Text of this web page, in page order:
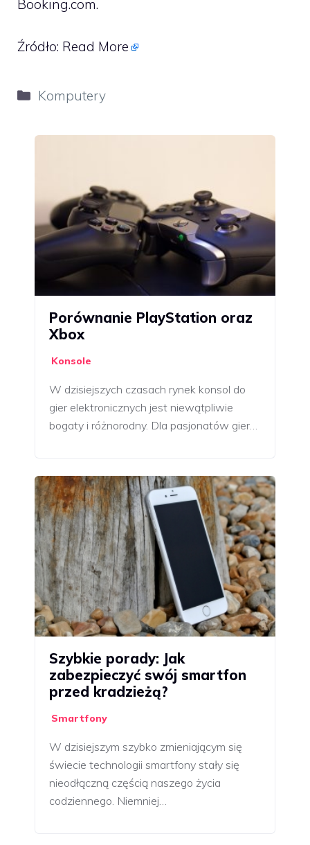
Booking.com.
Źródło: Read More
Kategorie
Komputery
Porównanie PlayStation oraz
Xbox
Konsole
W dzisiejszych czasach rynek konsol do
gier elektronicznych jest niewątpliwie
bogaty i różnorodny. Dla pasjonatów gier…
Szybkie porady: Jak
zabezpieczyć swój smartfon
przed kradzieżą?
Smartfony
W dzisiejszym szybko zmieniającym się
świecie technologii smartfony stały się
nieodłączną częścią naszego życia
codziennego. Niemniej…